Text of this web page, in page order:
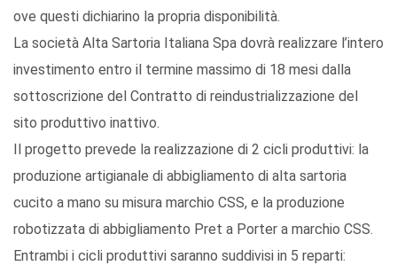
ove questi dichiarino la propria disponibilità.
La società Alta Sartoria Italiana Spa dovrà realizzare l’intero
investimento entro il termine massimo di 18 mesi dalla
sottoscrizione del Contratto di reindustrializzazione del
sito produttivo inattivo.
Il progetto prevede la realizzazione di 2 cicli produttivi: la
produzione artigianale di abbigliamento di alta sartoria
cucito a mano su misura marchio CSS, e la produzione
robotizzata di abbigliamento Pret a Porter a marchio CSS.
Entrambi i cicli produttivi saranno suddivisi in 5 reparti: